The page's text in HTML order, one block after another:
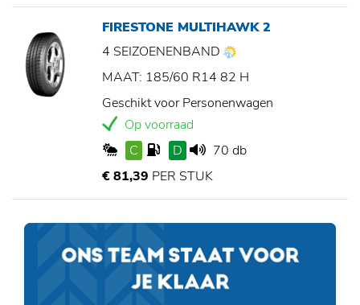
FIRESTONE MULTIHAWK 2
4 SEIZOENENBAND
MAAT: 185/60 R14 82 H
Geschikt voor Personenwagen
Op voorraad
C
D
70 db
€ 81,39 PER STUK